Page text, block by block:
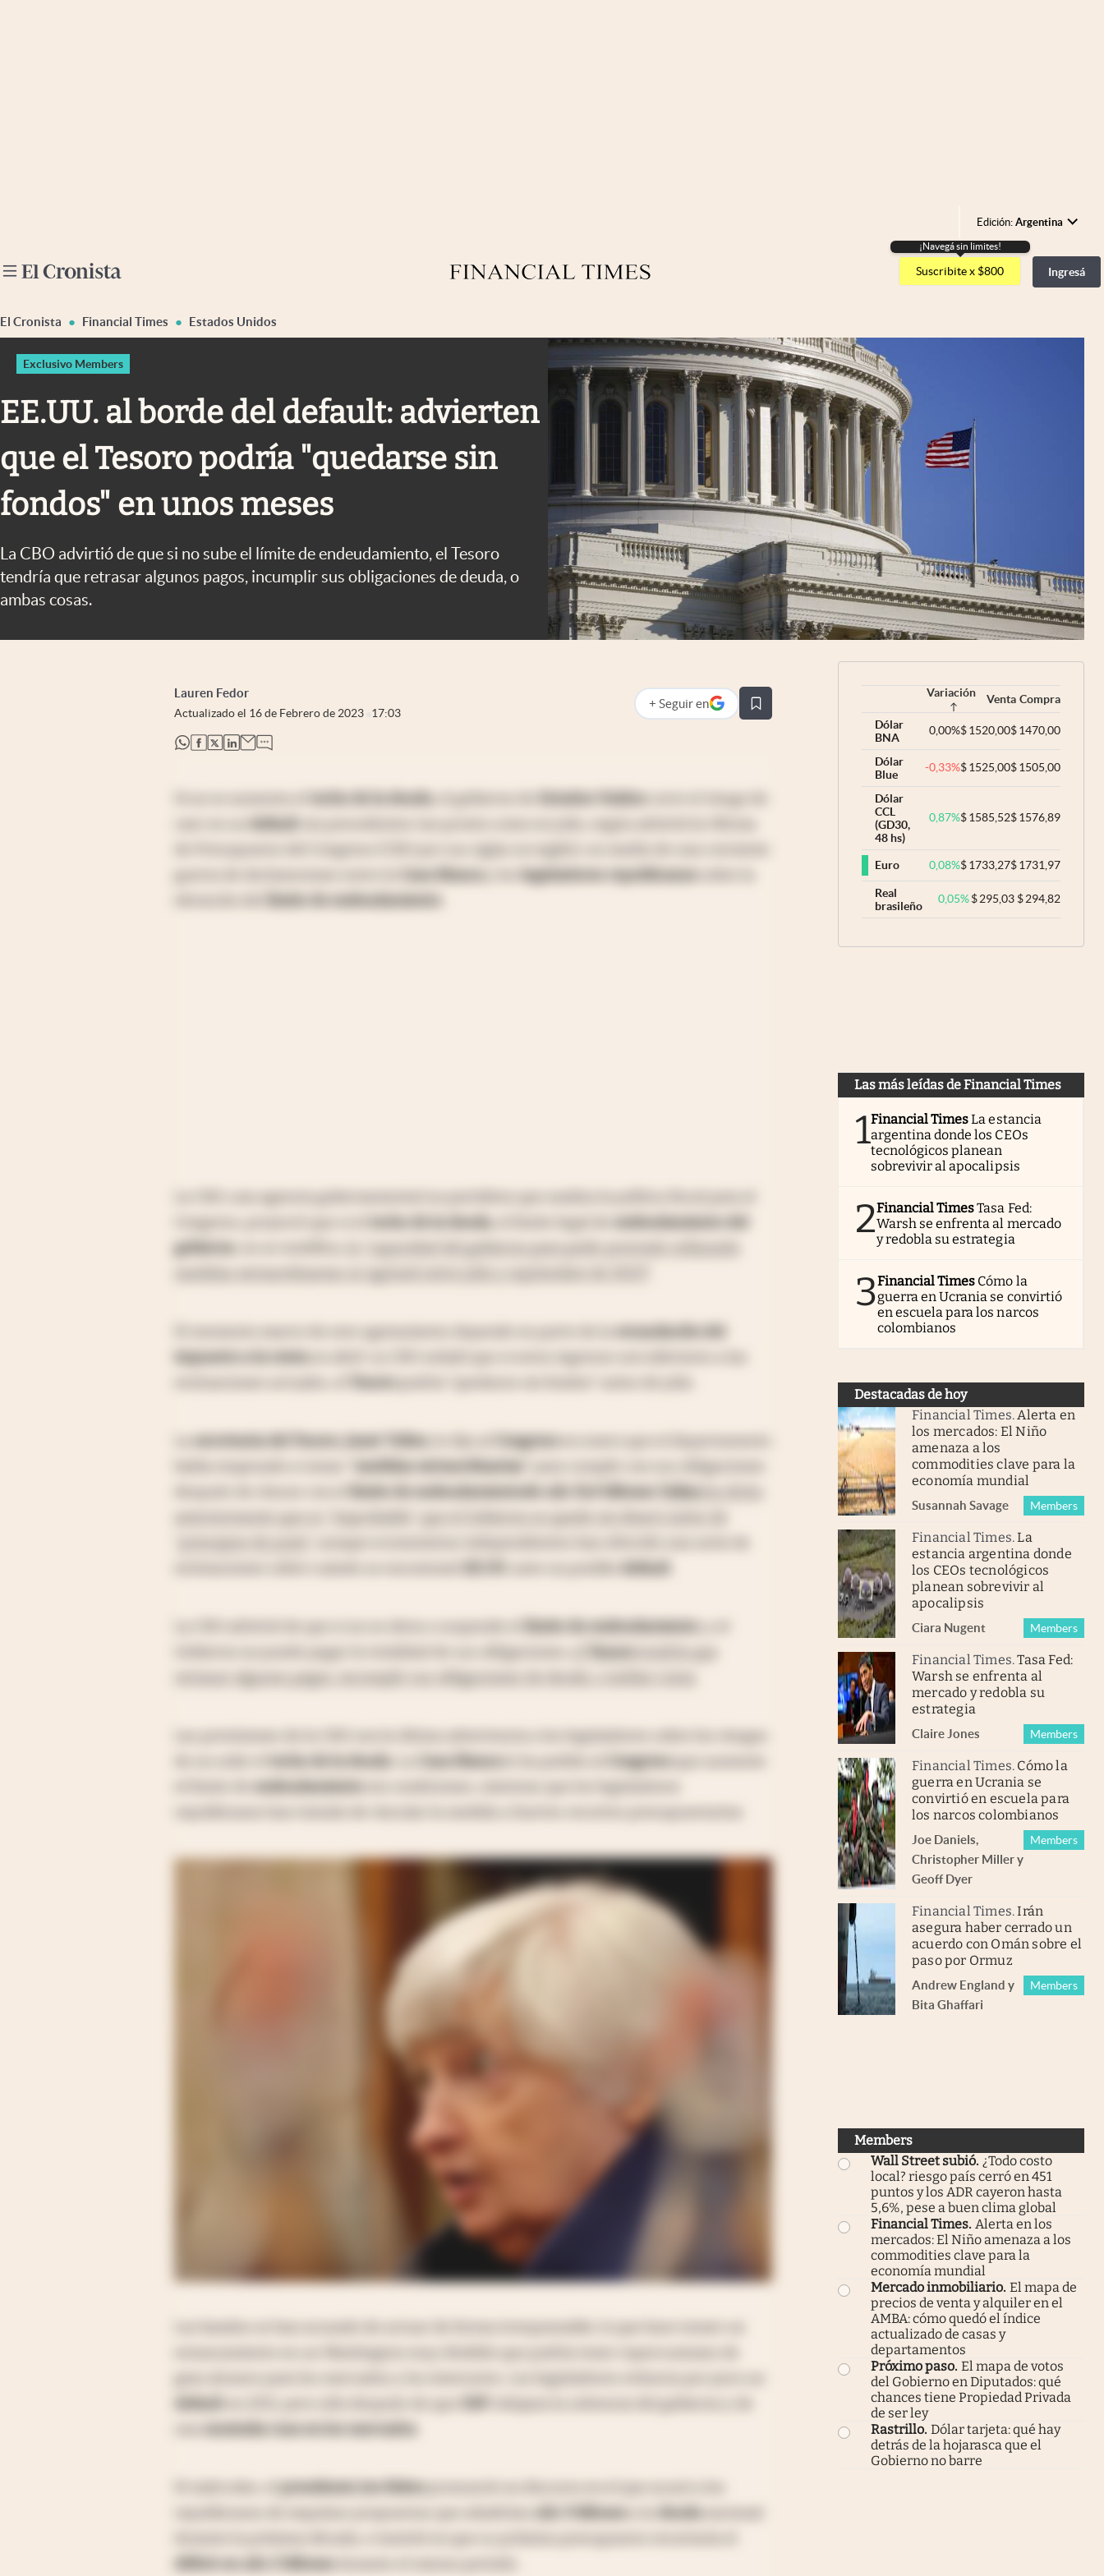
Edición: Argentina
Argentina
España
Otras secciones
Infotechnology
Clase
Mundial 2026
Eventos Corporativos
abre en nueva pestaña
¡Navegá sin limites!
Suscribite x $800 Ingresá
El Cronista Financial Times Estados Unidos
Exclusivo Members
EE.UU. al borde del default: advierten
que el Tesoro podría "quedarse sin
fondos" en unos meses
La CBO advirtió de que si no sube el límite de endeudamiento, el Tesoro
tendría que retrasar algunos pagos, incumplir sus obligaciones de deuda, o
ambas cosas.
Lauren Fedor
Actualizado el 16 de Febrero de 2023 17:03
+ Seguir en
abre en nueva pestaña
abre en nueva pestaña
abre en nueva pestaña
abre en nueva pestaña
abre en nueva pestaña
techo de la deuda Estados Unidos
default
Casa Blanca legisladores republicanos
límite de endeudamiento
techo de la deuda
endeudamiento del
gobierno
recaudación del
impuesto a la renta
Tesoro
secretaria del Tesoro, Janet Yellen Congreso
medidas extraordinarias
límite de endeudamiento de u$s 31,4 billones Yellen
default
límite de endeudamiento
Tesoro
retrasar algunos pagos, incumplir sus obligaciones de deuda, o ambas cosas.
techo de la deuda Casa Blanca Congreso
endeudamiento
Variación Venta Compra
Dólar
BNA
0,00%$1520,00$1470,00
Dólar
Blue
-0,33%$1525,00$1505,00
Dólar
CCL
(GD30,
48 hs)
0,87%$1585,52$1576,89
Euro 0,08%$1733,27$1731,97
Real
brasileño
0,05% $295,03 $294,82
Las más leídas de Financial Times
1Financial TimesLa estancia
argentina donde los CEOs
tecnológicos planean
sobrevivir al apocalipsis
2Financial TimesTasa Fed:
Warsh se enfrenta al mercado
y redobla su estrategia
3Financial Times Cómo la
guerra en Ucrania se convirtió
en escuela para los narcos
colombianos
Destacadas de hoy
Financial Times. Alerta en
los mercados: El Niño
amenaza a los
commodities clave para la
economía mundial
Susannah Savage Members
Financial Times.La
estancia argentina donde
los CEOs tecnológicos
planean sobrevivir al
apocalipsis
Ciara Nugent Members
Financial Times.Tasa Fed:
Warsh se enfrenta al
mercado y redobla su
estrategia
Claire Jones Members
Financial Times. Cómo la
guerra en Ucrania se
convirtió en escuela para
los narcos colombianos
Joe Daniels,
Christopher Millery
Geoff Dyer
Members
Financial Times.Irán
asegura haber cerrado un
acuerdo con Omán sobre el
paso por Ormuz
Andrew England y
Bita Ghaffari
Members
Members
Wall Street subió. ¿Todo costo
local? riesgo país cerró en 451
puntos y los ADR cayeron hasta
5,6%, pese a buen clima global
Financial Times. Alerta en los
mercados: El Niño amenaza a los
commodities clave para la
economía mundial
Mercado inmobiliario. El mapa de
precios de venta y alquiler en el
AMBA: cómo quedó el índice
actualizado de casas y
departamentos
Próximo paso. El mapa de votos
del Gobierno en Diputados: qué
chances tiene Propiedad Privada
de ser ley
Rastrillo. Dólar tarjeta: qué hay
detrás de la hojarasca que el
Gobierno no barre